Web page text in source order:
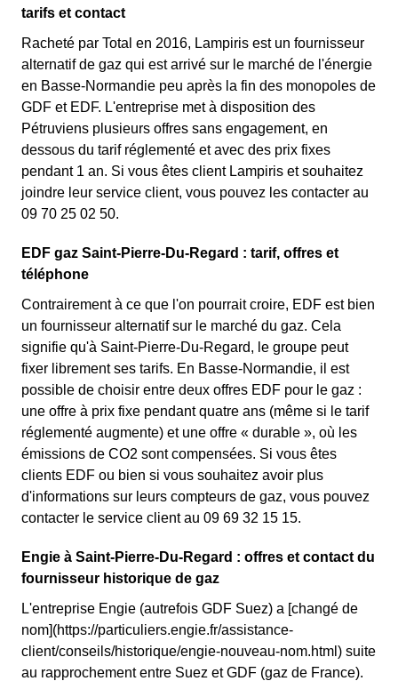
tarifs et contact
Racheté par Total en 2016, Lampiris est un fournisseur
alternatif de gaz qui est arrivé sur le marché de l'énergie
en Basse-Normandie peu après la fin des monopoles de
GDF et EDF. L'entreprise met à disposition des
Pétruviens plusieurs offres sans engagement, en
dessous du tarif réglementé et avec des prix fixes
pendant 1 an. Si vous êtes client Lampiris et souhaitez
joindre leur service client, vous pouvez les contacter au
09 70 25 02 50.
EDF gaz Saint-Pierre-Du-Regard : tarif, offres et
téléphone
Contrairement à ce que l'on pourrait croire, EDF est bien
un fournisseur alternatif sur le marché du gaz. Cela
signifie qu'à Saint-Pierre-Du-Regard, le groupe peut
fixer librement ses tarifs. En Basse-Normandie, il est
possible de choisir entre deux offres EDF pour le gaz :
une offre à prix fixe pendant quatre ans (même si le tarif
réglementé augmente) et une offre « durable », où les
émissions de CO2 sont compensées. Si vous êtes
clients EDF ou bien si vous souhaitez avoir plus
d'informations sur leurs compteurs de gaz, vous pouvez
contacter le service client au 09 69 32 15 15.
Engie à Saint-Pierre-Du-Regard : offres et contact du
fournisseur historique de gaz
L'entreprise Engie (autrefois GDF Suez) a [changé de
nom](https://particuliers.engie.fr/assistance-
client/conseils/historique/engie-nouveau-nom.html) suite
au rapprochement entre Suez et GDF (gaz de France).